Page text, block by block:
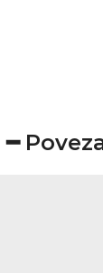
━